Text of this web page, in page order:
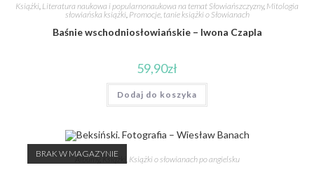
Książki, Literatura naukowa i popularnonaukowa na temat Słowiańszczyzny, Mitologia
słowiańska książki, Promocje, tanie książki o Słowianach
Baśnie wschodniosłowiańskie – Iwona Czapla
59,90zł
Dodaj do koszyka
BRAK W MAGAZYNIE
Albumy, Książki , Książki o słowianach po angielsku